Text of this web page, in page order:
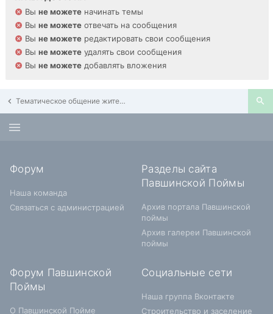
Вы не можете начинать темы
Вы не можете отвечать на сообщения
Вы не можете редактировать свои сообщения
Вы не можете удалять свои сообщения
Вы не можете добавлять вложения
Тематическое общение жителей Павшинской Поймы
Форум
Наша команда
Связаться с администрацией
Разделы сайта
Павшинской Поймы
Архив портала Павшинской
поймы
Архив галереи Павшинской
поймы
Форум Павшинской
Поймы
О Павшинской Пойме
Социальные сети
Наша группа Вконтакте
Строительство и заселение